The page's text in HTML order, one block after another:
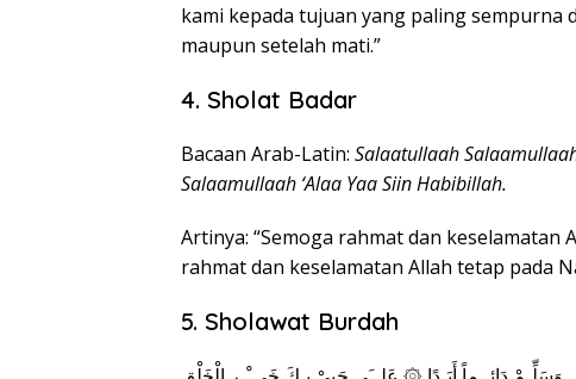
kami kepada tujuan yang paling sempurna
maupun setelah mati.”
4. Sholat Badar
Bacaan Arab-Latin: Salaatullaah
Salaamullaah ‘Alaa Yaa Siin Habibillah.
Artinya: “Semoga rahmat dan keselamatan
rahmat dan keselamatan Allah tetap pada
5. Sholawat Burdah